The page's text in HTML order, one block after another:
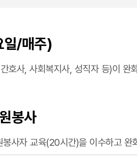
일/매주)
호사, 사회복지사, 성직자 등)이
봉사
사자 교육(20시간)을 이수하고